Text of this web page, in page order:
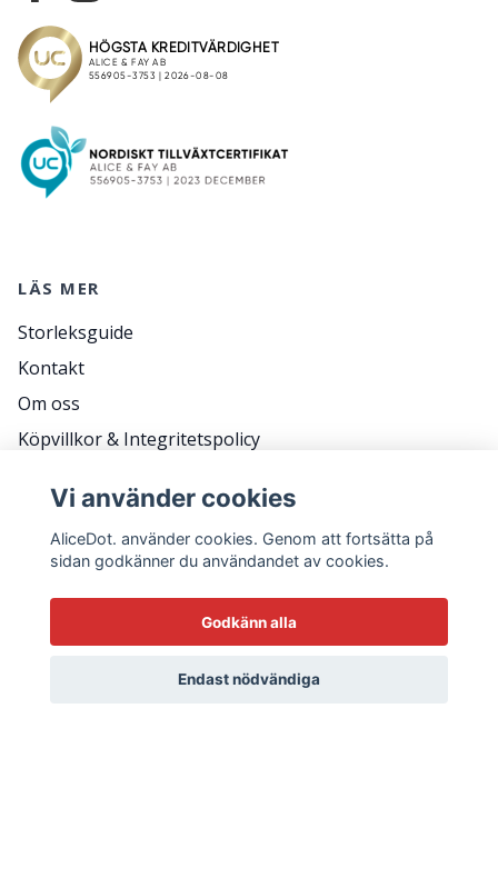
LÄS MER
Storleksguide
Kontakt
Om oss
Köpvillkor & Integritetspolicy
Frågor & svar
HÅLL KONTAKT FÖR KAMPANJER, TIPS OCH ATT
KOMMA BACK STAGE.
Vi använder cookies
AliceDot. använder cookies. Genom att fortsätta på
sidan godkänner du användandet av cookies.
Godkänn alla
Endast nödvändiga